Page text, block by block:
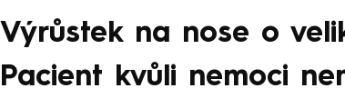
Výrůstek na nose o
Pacient kvůli nemoci